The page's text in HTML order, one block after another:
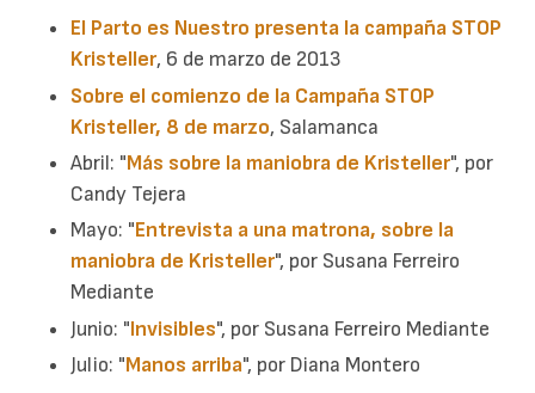
El Parto es Nuestro presenta la campaña STOP
Kristeller, 6 de marzo de 2013
Sobre el comienzo de la Campaña STOP
Kristeller, 8 de marzo, Salamanca
Abril: "Más sobre la maniobra de Kristeller", por
Candy Tejera
Mayo: "Entrevista a una matrona, sobre la
maniobra de Kristeller", por Susana Ferreiro
Mediante
Junio: "Invisibles", por Susana Ferreiro Mediante
Julio: "Manos arriba", por Diana Montero